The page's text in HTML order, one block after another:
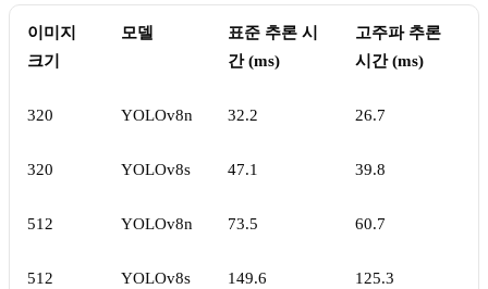
이미지
크기
모델
표준 추론 시
간 (ms)
고주파 추론
시간 (ms)
320 YOLOv8n 32.2 26.7
320 YOLOv8s 47.1 39.8
512 YOLOv8n 73.5 60.7
512 YOLOv8s 149.6 125.3